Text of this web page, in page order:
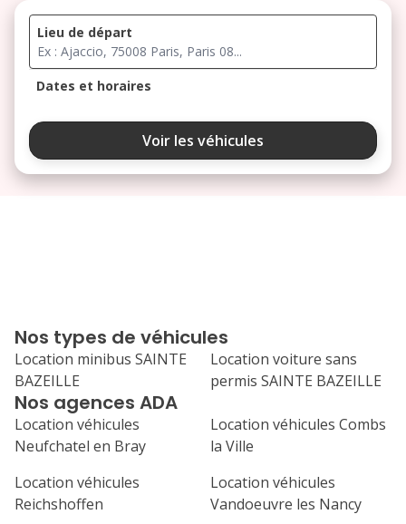
Lieu de départ
Dates et horaires
août 2026
ma me
24 25 26
31
septembre 2026
lu ma me
3
7 9 10 11
Voir les véhicules
Nos agences ADA
Location véhicules
Neufchatel en Bray
Location véhicules Combs
la Ville
Location véhicules
Reichshoffen
Location véhicules
Vandoeuvre les Nancy
Nos types de véhicules
Location minibus SAINTE
BAZEILLE
Location voiture sans
permis SAINTE BAZEILLE